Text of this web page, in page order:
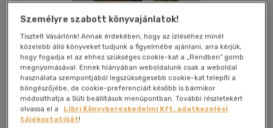
Személyre szabott könyvajánlatok!
Tisztelt Vásárlónk! Annak érdekében, hogy az ízléséhez minél
közelebb álló könyveket tudjunk a figyelmébe ajánlani, arra kérjük,
hogy fogadja el az ehhez szükséges cookie-kat a „Rendben” gomb
megnyomásával. Ennek hiányában weboldalunk csak a weboldal
használata szempontjából legszükségesebb cookie-kat telepíti a
böngészőjébe, de cookie-preferenciáit később is bármikor
módosíthatja a Süti beállítások menüpontban. További részletekért
olvassa el a
Libri Könyvkereskedelmi Kft. adatkezelési
tájékoztatóját!